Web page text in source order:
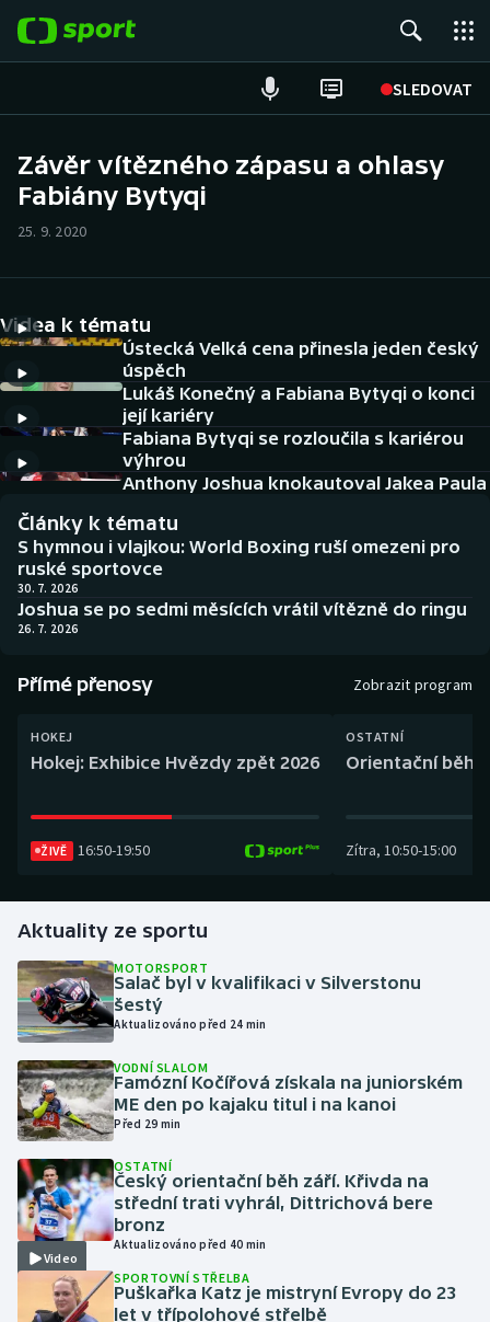
SLEDOVAT
Hokej
Cyklistika
DALŠÍ SPORTY
Americký fotbal
Basketbal
Biatlon
Curling
Dostihy
Futsal
Golf
Gymnastika
Házená
Jezdectví
Judo
Krasobruslení
Lezení
NEPŘEHLÉDNĚTE
Historické návraty
Aplikace ČT sport
Závěr vítězného zápasu a ohlasy
Fabiány Bytyqi
25. 9. 2020
Videa k tématu
Ústecká Velká cena přinesla jeden český
úspěch
Lukáš Konečný a Fabiana Bytyqi o konci
její kariéry
Fabiana Bytyqi se rozloučila s kariérou
výhrou
Anthony Joshua knokautoval Jakea Paula
Články k tématu
S hymnou i vlajkou: World Boxing ruší omezeni pro
ruské sportovce
30. 7. 2026
Joshua se po sedmi měsících vrátil vítězně do ringu
26. 7. 2026
Přímé přenosy Zobrazit program
HOKEJ
Hokej: Exhibice Hvězdy zpět 2026
ŽIVĚ 16:50-19:50
OSTATNÍ
Orientační běh:
Zítra, 10:50-15:00
Aktuality ze sportu
MOTORSPORT
Salač byl v kvalifikaci v Silverstonu
šestý
Aktualizováno před 24 min
VODNÍ SLALOM
Famózní Kočířová získala na juniorském
ME den po kajaku titul i na kanoi
Před 29 min
Video
OSTATNÍ
Český orientační běh září. Křivda na
střední trati vyhrál, Dittrichová bere
bronz
Aktualizováno před 40 min
SPORTOVNÍ STŘELBA
Puškařka Katz je mistryní Evropy do 23
let v třípolohové střelbě